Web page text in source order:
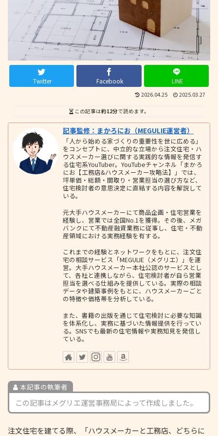
Twitter Facebook LINE
2026.04.25 2025.03.27
この記事は約12分で読めます。
記事監修：まかろにお（MEGULIE運営者）
「人から始める家づくりの重要性を世に広める」
をコンセプトに、中立的な立場から注文住宅・ハ
ウスメーカー選びに関する実践的な情報を発信す
る住宅系YouTuber。YouTubeチャンネル「まかろ
にお【工務店&ハウスメーカー攻略法】」では、
坪単価・総額・間取り・営業担当の選び方など、
住宅検討者の意思決定に直結する内容を解説して
いる。
元大手ハウスメーカーにて商品企画・住宅営業を
経験し、営業では全国No.1を獲得。その後、メガ
バンクにて不動産融資業務に従事し、住宅・不動
産領域における実務経験を有する。
これまでの経験とネットワークをもとに、注文住
宅の相談サービス「MEGULIE（メグリエ）」を運
営。大手ハウスメーカー本社公認のサービスとし
て、各社と連携しながら、住宅検討者が自ら営業
担当を選べる仕組みを提供している。実際の相談
データや建築事例をもとに、ハウスメーカーごと
の特徴や価格帯を分析している。
また、書籍の出版を通じて住宅検討に必要な知識
を体系化し、実務に基づいた情報提供を行ってい
る。SNSでも最新の住宅情報や実務知見を発信し
ている。
本記事の執筆者
この記事はメグリエ運営事務局によって作成しました。
注文住宅を建てる際、「ハウスメーカーと工務店、どちらに